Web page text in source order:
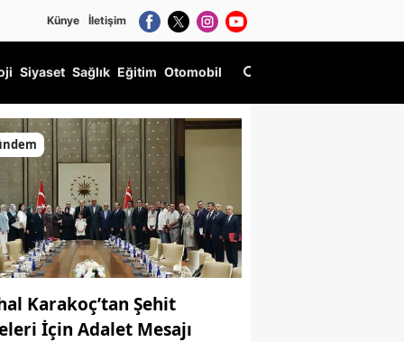
Künye İletişim
Siyaset Sağlık Eğitim Otomobil
Karakoç’tan Şehit
İçin Adalet Mesajı